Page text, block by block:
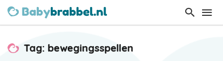
Tag: bewegingsspellen